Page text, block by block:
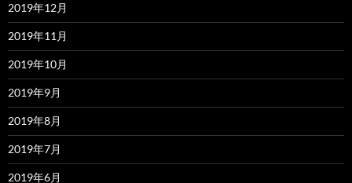
2019年12月
2019年11月
2019年10月
2019年9月
2019年8月
2019年7月
2019年6月